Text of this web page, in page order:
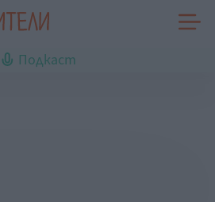
Подкаст